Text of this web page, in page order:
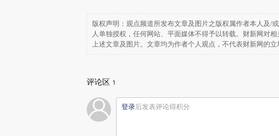
版权声明：观点频道所发布文章及图片之版权属作者本人及/
人单独授权，任何网站、平面媒体不得予以转载。财新网对
上述文章及图片。文章均为作者个人观点，不代表财新网的立
评论区 1
登录后发表评论得积分